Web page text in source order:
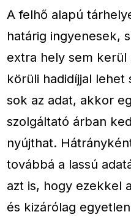
A felhő alapú
határig ingyenesek,
extra hely sem kerül
körüli hadidíjjal lehet
sok az adat, akkor
szolgáltató árban
nyújthat.
továbbá a lassú
azt is, hogy ezekkel
és kizárólag